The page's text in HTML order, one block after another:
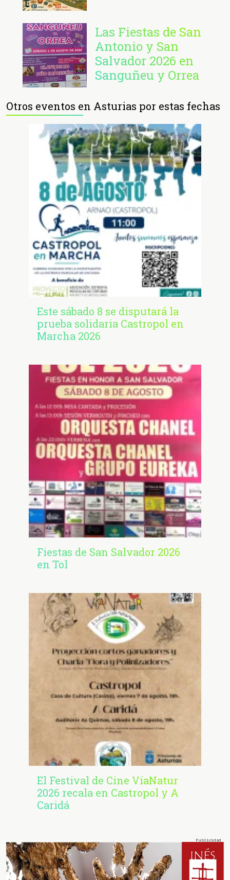
Las Fiestas de San
Antonio y San
Salvador 2026 en
Sanguñeu y Orrea
Otros eventos en Asturias por estas fechas
Este sábado 8 se disputará la
prueba solidaria Castropol en
Marcha 2026
Fiestas de San Salvador 2026
en Tol
El Festival de Cine VíaNatur
2026 recala en Castropol y A
Caridá